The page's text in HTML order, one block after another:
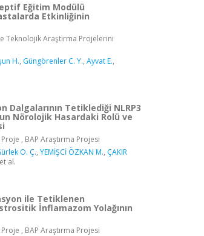
Eğitim Modülü
Etkinliğinin
Teknolojik Araştırma Projelerini
H., Güngörenler C. Y., Ayvat E.,
Dalgalarının Tetiklediği NLRP3
Nörolojik Hasardaki Rolü ve
, BAP Araştırma Projesi
O. Ç., YEMİŞCİ ÖZKAN M., ÇAKIR
al.
ile Tetiklenen
İnflamazom Yolağının
, BAP Araştırma Projesi